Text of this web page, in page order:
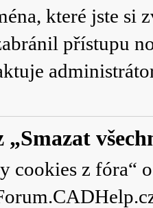
které jste
přístupu
„Smazat
cookies z fóra“